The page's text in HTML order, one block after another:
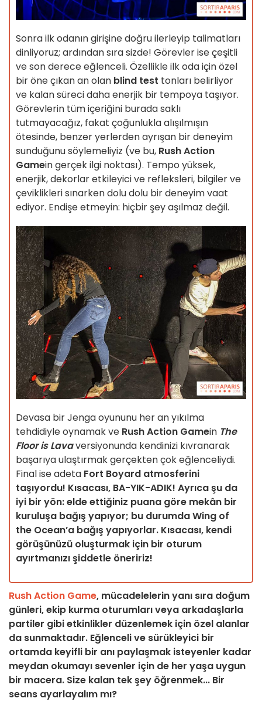
Sonra ilk odanın girişine doğru ilerleyip talimatları
dinliyoruz; ardından sıra sizde! Görevler ise çeşitli
ve son derece eğlenceli. Özellikle ilk oda için özel
bir öne çıkan an olan blind test tonları belirliyor
ve kalan süreci daha enerjik bir tempoya taşıyor.
Görevlerin tüm içeriğini burada saklı
tutmayacağız, fakat çoğunlukla alışılmışın
ötesinde, benzer yerlerden ayrışan bir deneyim
sunduğunu söylemeliyiz (ve bu, Rush Action
Gamein gerçek ilgi noktası). Tempo yüksek,
enerjik, dekorlar etkileyici ve refleksleri, bilgiler ve
çeviklikleri sınarken dolu dolu bir deneyim vaat
ediyor. Endişe etmeyin: hiçbir şey aşılmaz değil.
Devasa bir Jenga oyununu her an yıkılma
tehdidiyle oynamak ve Rush Action Gamein The
Floor is Lavaversiyonunda kendinizi kıvranarak
başarıya ulaştırmak gerçekten çok eğlenceliydi.
Final ise adeta Fort Boyard atmosferini
taşıyordu! Kısacası, BA-YIK-ADIK! Ayrıca şu da
iyi bir yön: elde ettiğiniz puana göre mekân bir
kuruluşa bağış yapıyor; bu durumda Wing of
the Ocean’a bağış yapıyorlar. Kısacası, kendi
görüşünüzü oluşturmak için bir oturum
ayırtmanızı şiddetle öneririz!
Rush Action Game, mücadelelerin yanı sıra doğum
günleri, ekip kurma oturumları veya arkadaşlarla
partiler gibi etkinlikler düzenlemek için özel alanlar
da sunmaktadır. Eğlenceli ve sürükleyici bir
ortamda keyifli bir anı paylaşmak isteyenler kadar
meydan okumayı sevenler için de her yaşa uygun
bir macera. Size kalan tek şey öğrenmek... Bir
seans ayarlayalım mı?